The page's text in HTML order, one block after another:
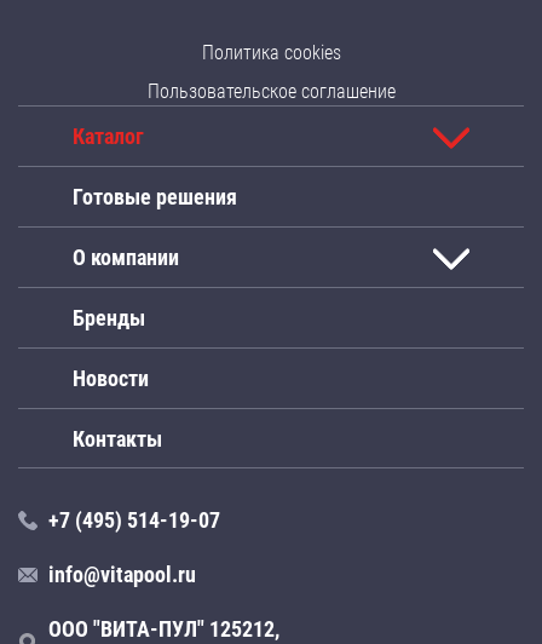
Политика cookies
Пользовательское соглашение
Каталог
Готовые решения
О компании
Бренды
Новости
Контакты
+7 (495) 514-19-07
info@vitapool.ru
ООО "ВИТА-ПУЛ" 125212,